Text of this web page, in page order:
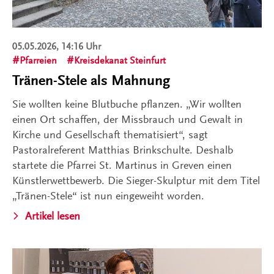
05.05.2026, 14:16 Uhr
Pfarreien
Kreisdekanat Steinfurt
Tränen-Stele als Mahnung
Sie wollten keine Blutbuche pflanzen. „Wir wollten
einen Ort schaffen, der Missbrauch und Gewalt in
Kirche und Gesellschaft thematisiert“, sagt
Pastoralreferent Matthias Brinkschulte. Deshalb
startete die Pfarrei St. Martinus in Greven einen
Künstlerwettbewerb. Die Sieger-Skulptur mit dem Titel
„Tränen-Stele“ ist nun eingeweiht worden.
Artikel lesen